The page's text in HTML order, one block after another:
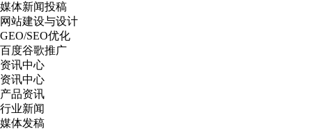
媒体新闻投稿
网站建设与设计
GEO/SEO优化
百度谷歌推广
资讯中心
资讯中心
产品资讯
行业新闻
媒体发稿